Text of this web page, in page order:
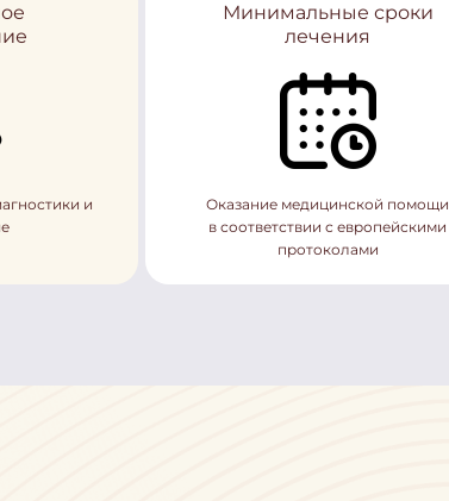
и
Минимальные сроки
лечения
Оказание медицинской помощи
в соответствии с европейскими
протоколами